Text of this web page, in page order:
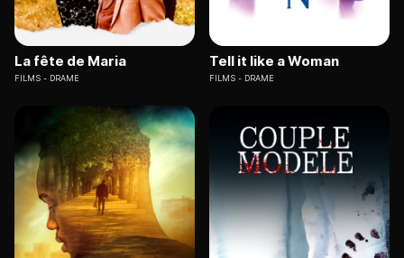
La fête de Maria
FILMS DRAME
Tell it like a Woman
FILMS DRAME